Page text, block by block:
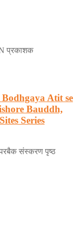
प्रकाशक
Bodhgaya Atit se
Bauddh,
Series
संस्करण पृष्ठ